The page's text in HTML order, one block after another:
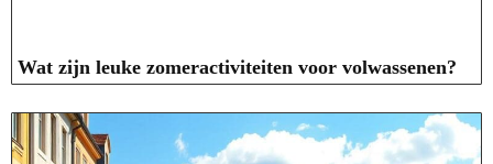
Wat zijn leuke zomeractiviteiten voor volwassenen?